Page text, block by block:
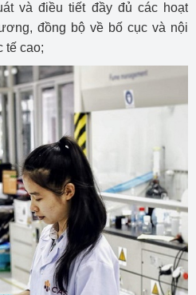
và điều tiết đầy đủ các hoạt
đồng bộ về bố cục và nội
tế cao;